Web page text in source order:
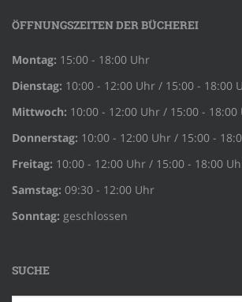
ÖFFNUNGSZEITEN DER BÜCHEREI
Montag: 15:00 - 18:00 Uhr
Dienstag: 10:00 - 12:00 Uhr / 15:00 - 18:00
Mittwoch: 10:00 - 12:00 Uhr / 15:00 - 18:00
Donnerstag: 10:00 - 12:00 Uhr / 15:00 -
Freitag: 10:00 - 12:00 Uhr / 15:00 - 18:00
Samstag: 09:30 - 12:00 Uhr
Sonntag: geschlossen
SUCHE